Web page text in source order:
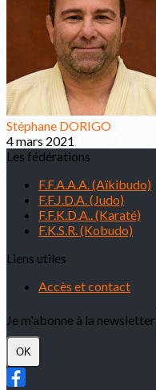
Stéphane DORIGO
4 mars 2021
Les fédérations
F.F.A.A.A. (Aïkibudo)
F.F.J.D.A. (Judo)
F.F.K.D.A.. (Karaté)
F.K.S.R. (Kobudo)
Liens utiles
Accès et contact
Je m'abonne à la newsletter
OK